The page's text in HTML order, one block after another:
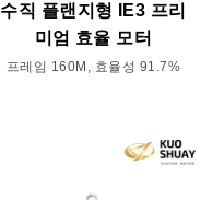
수직 플랜지형 IE3 프리
미엄 효율 모터
프레임 160M, 효율성 91.7%